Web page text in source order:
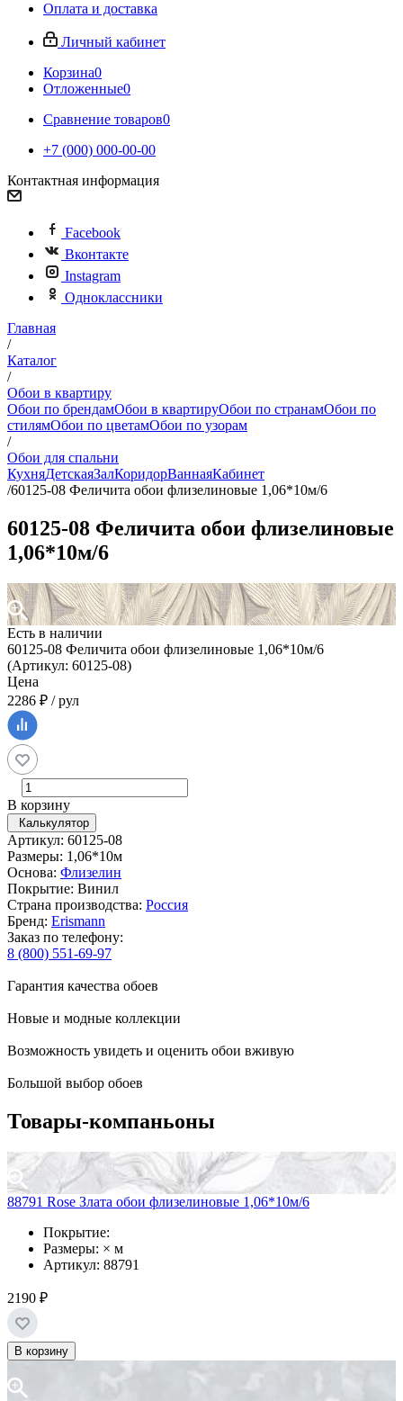
Оплата и доставка
Личный кабинет
Корзина0
Отложенные0
Сравнение товаров0
+7 (000) 000-00-00
Контактная информация
Facebook
Вконтакте
Instagram
Одноклассники
Главная
/
Каталог
/
Обои в квартиру
Обои по брендамОбои в квартируОбои по странамОбои по
стилямОбои по цветамОбои по узорам
/
Обои для спальни
КухняДетскаяЗалКоридорВаннаяКабинет
/60125-08 Феличита обои флизелиновые 1,06*10м/6
60125-08 Феличита обои флизелиновые
1,06*10м/6
Есть в наличии
60125-08 Феличита обои флизелиновые 1,06*10м/6
(Артикул: 60125-08)
Цена
2286 ₽ / рул
В корзину
Калькулятор
Артикул: 60125-08
Размеры: 1,06*10м
Основа: Флизелин
Покрытие: Винил
Страна производства: Россия
Бренд: Erismann
Заказ по телефону:
8 (800) 551-69-97
Гарантия качества обоев
Новые и модные коллекции
Возможность увидеть и оценить обои вживую
Большой выбор обоев
Товары-компаньоны
88791 Rose Злата обои флизелиновые 1,06*10м/6
Покрытие:
Размеры: × м
Артикул: 88791
2190 ₽
В корзину